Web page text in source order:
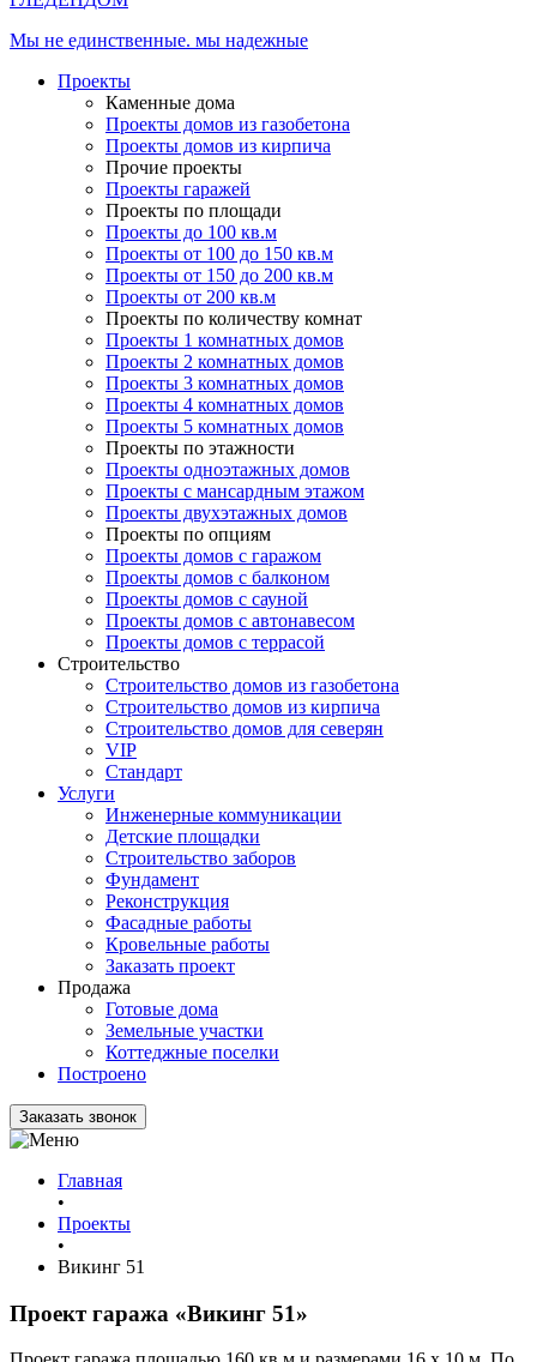
Мы не единственные. мы надежные
Проекты
Каменные дома
Проекты домов из газобетона
Проекты домов из кирпича
Прочие проекты
Проекты гаражей
Проекты по площади
Проекты до 100 кв.м
Проекты от 100 до 150 кв.м
Проекты от 150 до 200 кв.м
Проекты от 200 кв.м
Проекты по количеству комнат
Проекты 1 комнатных домов
Проекты 2 комнатных домов
Проекты 3 комнатных домов
Проекты 4 комнатных домов
Проекты 5 комнатных домов
Проекты по этажности
Проекты одноэтажных домов
Проекты с мансардным этажом
Проекты двухэтажных домов
Проекты по опциям
Проекты домов с гаражом
Проекты домов с балконом
Проекты домов с сауной
Проекты домов с автонавесом
Проекты домов с террасой
Строительство
Строительство домов из газобетона
Строительство домов из кирпича
Строительство домов для северян
VIP
Стандарт
Услуги
Инженерные коммуникации
Детские площадки
Строительство заборов
Фундамент
Реконструкция
Фасадные работы
Кровельные работы
Заказать проект
Продажа
Готовые дома
Земельные участки
Коттеджные поселки
Построено
Заказать звонок
Главная
•
Проекты
•
Викинг 51
Проект гаража «Викинг 51»